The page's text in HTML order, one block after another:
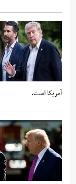
آمریکا است.